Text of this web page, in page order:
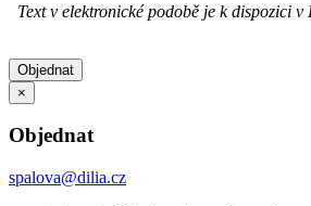
Text v elektronické podobě je k dispozici
Objednat
×
Objednat
spalova@dilia.cz